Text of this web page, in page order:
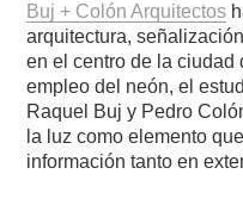
Buj + Colón Arquitectos
arquitectura,
en el centro de la ciudad
empleo del neón, el
Raquel Buj y Pedro
la luz como elemento
información tanto en